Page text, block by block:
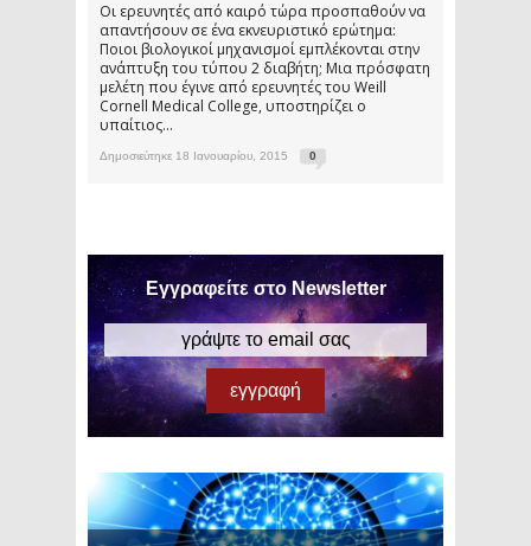
Οι ερευνητές από καιρό τώρα προσπαθούν να
απαντήσουν σε ένα εκνευριστικό ερώτημα:
Ποιοι βιολογικοί μηχανισμοί εμπλέκονται στην
ανάπτυξη του τύπου 2 διαβήτη; Μια πρόσφατη
μελέτη που έγινε από ερευνητές του Weill
Cornell Medical College, υποστηρίζει ο
υπαίτιος...
Δημοσιεύτηκε 18 Ιανουαρίου, 2015 0
Εγγραφείτε στο Newsletter